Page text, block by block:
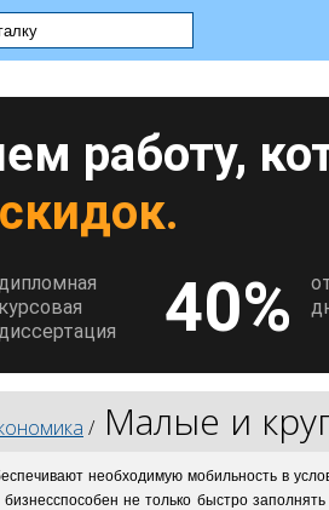
работу,
курсовая
40%
/ Малые и
необходимую мобильность в
не только быстро